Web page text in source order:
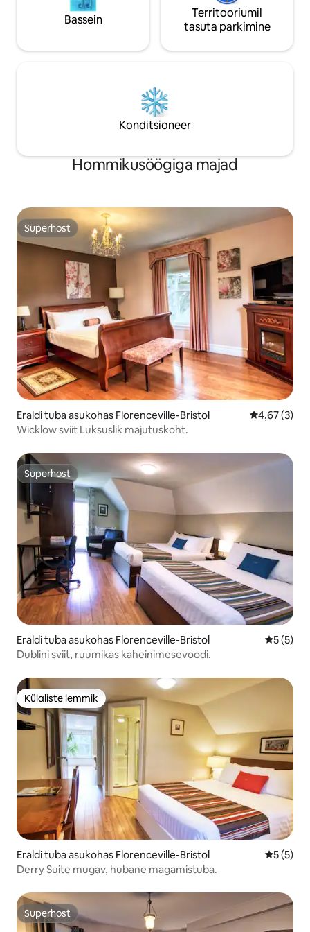
Bassein
Territooriumil
tasuta parkimine
Konditsioneer
Hommikusöögiga majad
Superhost
Superhost
Eraldi tuba asukohas Florenceville-Bristol Keskmine
4,67 (3)
Wicklow sviit Luksuslik majutuskoht.
Superhost
Superhost
Eraldi tuba asukohas Florenceville-Bristol
5 (5)
Dublini sviit, ruumikas kaheinimesevoodi.
Külaliste lemmik
Külaliste lemmik
Eraldi tuba asukohas Florenceville-Bristol
5 (5)
Derry Suite mugav, hubane magamistuba.
Superhost
Superhost